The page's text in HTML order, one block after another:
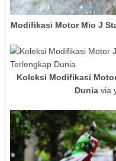
Modifikasi Motor Mio J
Koleksi Modifikasi
Dunia via